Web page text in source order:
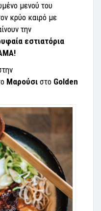
μενού του
κρύο καιρό με
την
εστιατόρια
Μαρούσι στο Golden